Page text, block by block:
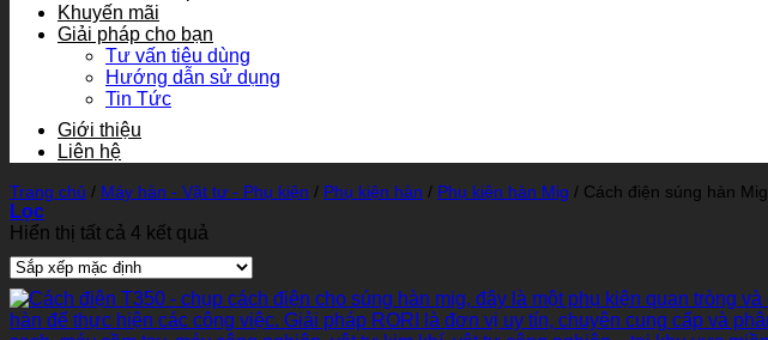
Khuyến mãi
Giải pháp cho bạn
Tư vấn tiêu dùng
Hướng dẫn sử dụng
Tin Tức
Giới thiệu
Liên hệ
Trang chủ / Máy hàn - Vật tư - Phụ kiện / Phụ kiện hàn / Phụ kiện hàn Mig / Cách điện súng hàn Mig
Lọc
Hiển thị tất cả 4 kết quả